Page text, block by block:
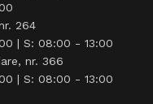
264
| S: 08:00 - 13:00
nr. 366
| S: 08:00 - 13:00